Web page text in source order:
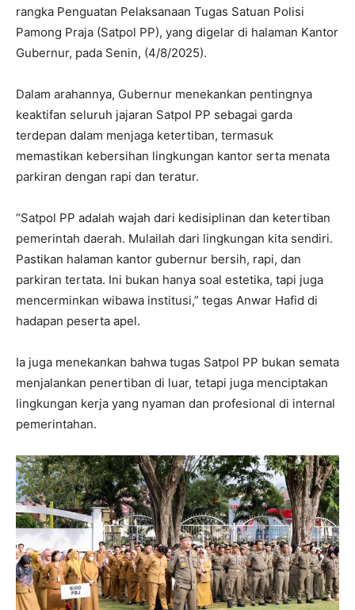
rangka Penguatan Pelaksanaan Tugas Satuan Polisi
Pamong Praja (Satpol PP), yang digelar di halaman Kantor
Gubernur, pada Senin, (4/8/2025).
Dalam arahannya, Gubernur menekankan pentingnya
keaktifan seluruh jajaran Satpol PP sebagai garda
terdepan dalam menjaga ketertiban, termasuk
memastikan kebersihan lingkungan kantor serta menata
parkiran dengan rapi dan teratur.
“Satpol PP adalah wajah dari kedisiplinan dan ketertiban
pemerintah daerah. Mulailah dari lingkungan kita sendiri.
Pastikan halaman kantor gubernur bersih, rapi, dan
parkiran tertata. Ini bukan hanya soal estetika, tapi juga
mencerminkan wibawa institusi,” tegas Anwar Hafid di
hadapan peserta apel.
Ia juga menekankan bahwa tugas Satpol PP bukan semata
menjalankan penertiban di luar, tetapi juga menciptakan
lingkungan kerja yang nyaman dan profesional di internal
pemerintahan.